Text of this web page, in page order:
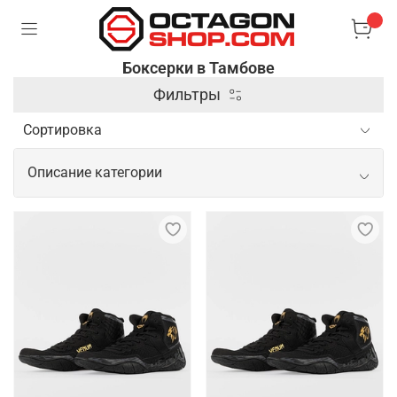
Боксерки в Тамбове
Фильтры
Описание категории
эффективных и безопасных
отлично подходит для активного образа жизни.
Они имеют легкую и гибкую конструкцию, которая
обеспечивает комфорт и свободу движений.
Боксерки изготовлены из высококачественных